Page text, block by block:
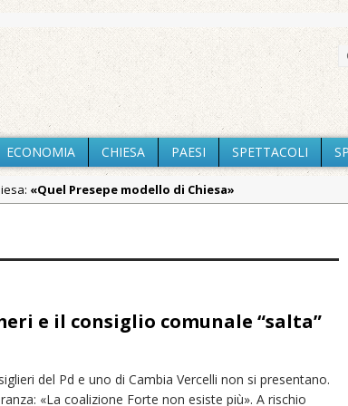
ECONOMIA CHIESA PAESI SPETTACOLI
«Quel Presepe modello di Chiesa»
Incendio sul Monte Barone: si estende il fronte.
Nuovo fronte delle fiamme: vasto incendio alle
Centinaia di vercellesi a Oropa per il pellegrinaggio
Intervento dei vigili del fuoco per un incendio di
Dieci anni fa l’ingresso a Vercelli dell’arcivescovo
e il consiglio comunale “salta”
del Pd e uno di Cambia Vercelli non si presentano.
«La coalizione Forte non esiste più». A rischio